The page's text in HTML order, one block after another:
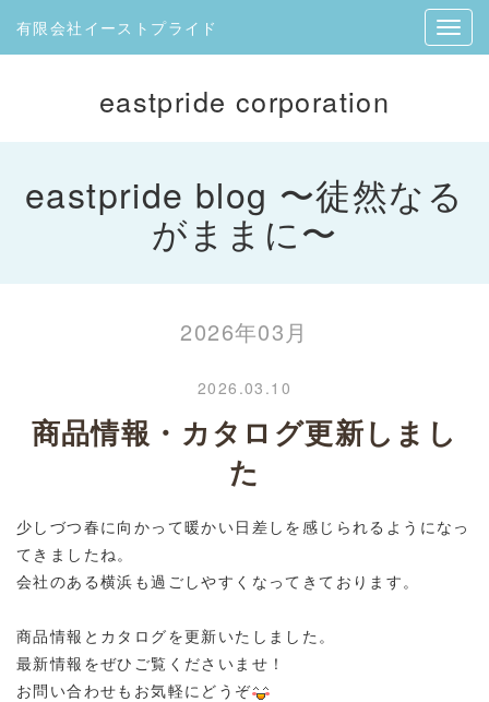
有限会社イーストプライド
eastpride corporation
eastpride blog 〜徒然なる
がままに〜
2026年03月
2026.03.10
商品情報・カタログ更新しまし
た
少しづつ春に向かって暖かい日差しを感じられるようになっ
てきましたね。
会社のある横浜も過ごしやすくなってきております。
商品情報とカタログを更新いたしました。
最新情報をぜひご覧くださいませ！
お問い合わせもお気軽にどうぞ